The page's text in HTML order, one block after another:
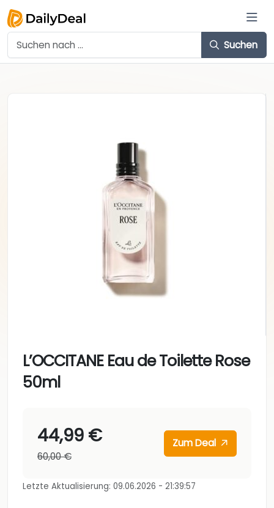
Suchen
L’OCCITANE Eau de Toilette Rose
50ml
44,99 €
60,00 €
Zum Deal
Letzte Aktualisierung: 09.06.2026 - 21:39:57